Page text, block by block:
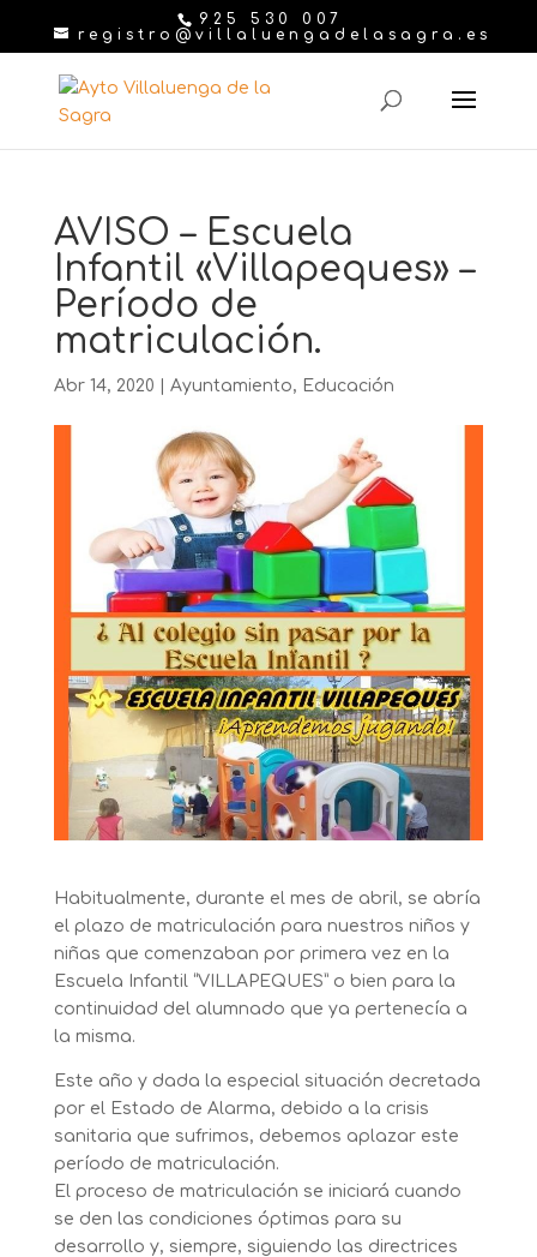
925 530 007
registro@villaluengadelasagra.es
AVISO – Escuela
Infantil «Villapeques» –
Período de
matriculación.
Abr 14, 2020 Ayuntamiento, Educación
Habitualmente, durante el mes de abril, se abría
el plazo de matriculación para nuestros niños y
niñas que comenzaban por primera vez en la
Escuela Infantil “VILLAPEQUES” o bien para la
continuidad del alumnado que ya pertenecía a
la misma.
Este año y dada la especial situación decretada
por el Estado de Alarma, debido a la crisis
sanitaria que sufrimos, debemos aplazar este
período de matriculación.
El proceso de matriculación se iniciará cuando
se den las condiciones óptimas para su
desarrollo y, siempre, siguiendo las directrices